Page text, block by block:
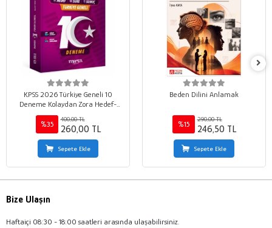
KPSS 2026 Türkiye Geneli 10
Deneme Kolaydan Zora Hedef-
Süre-Sonuç
%35
400,00 TL
260,00 TL
Sepete Ekle
Beden Dilini Anlamak
%15
290,00 TL
246,50 TL
Sepete Ekle
Bize Ulaşın
Haftaiçi 08:30 - 18:00 saatleri arasında ulaşabilirsiniz.